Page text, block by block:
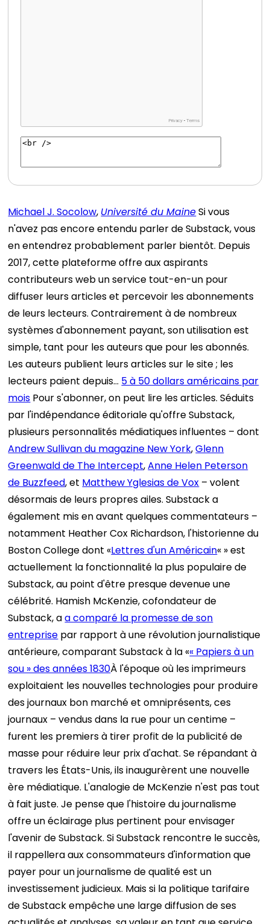
Michael J. Socolow, Université du MaineSi vous
n'avez pas encore entendu parler de Substack, vous
en entendrez probablement parler bientôt. Depuis
2017, cette plateforme offre aux aspirants
contributeurs web un service tout-en-un pour
diffuser leurs articles et percevoir les abonnements
de leurs lecteurs. Contrairement à de nombreux
systèmes d'abonnement payant, son utilisation est
simple, tant pour les auteurs que pour les abonnés.
Les auteurs publient leurs articles sur le site ; les
lecteurs paient depuis… 5 à 50 dollars américains par
mois Pour s'abonner, on peut lire les articles. Séduits
par l'indépendance éditoriale qu'offre Substack,
plusieurs personnalités médiatiques influentes – dont
Andrew Sullivan du magazine New York,Glenn
Greenwald de The Intercept,Anne Helen Peterson
de Buzzfeed, et Matthew Yglesias de Vox – volent
désormais de leurs propres ailes. Substack a
également mis en avant quelques commentateurs –
notamment Heather Cox Richardson, l'historienne du
Boston College dont «Lettres d'un Américain« » est
actuellement la fonctionnalité la plus populaire de
Substack, au point d'être presque devenue une
célébrité. Hamish McKenzie, cofondateur de
Substack, aa comparé la promesse de son
entreprise par rapport à une révolution journalistique
antérieure, comparant Substack à la «« Papiers à un
sou » des années 1830À l'époque où les imprimeurs
exploitaient les nouvelles technologies pour produire
des journaux bon marché et omniprésents, ces
journaux – vendus dans la rue pour un centime –
furent les premiers à tirer profit de la publicité de
masse pour réduire leur prix d'achat. Se répandant à
travers les États-Unis, ils inaugurèrent une nouvelle
ère médiatique. L'analogie de McKenzie n'est pas tout
à fait juste. Je pense que l'histoire du journalisme
offre un éclairage plus pertinent pour envisager
l'avenir de Substack. Si Substack rencontre le succès,
il rappellera aux consommateurs d'information que
payer pour un journalisme de qualité est un
investissement judicieux. Mais si la politique tarifaire
de Substack empêche une large diffusion de ses